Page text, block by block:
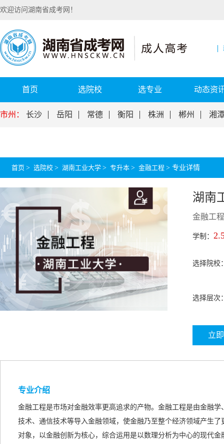
欢迎访问湖南省成考网！
首页 选院校 选专业 动态资
市州： 长沙 岳阳 常德 衡阳 株洲 郴州 湘
首页 > 选院校 > 湖南工业大学 > 专升本 > 金融工程 > 专业详情
湖南
金融工程
学制：
选择院校
选择层次
立
专业介绍
金融工程是市场对金融效率更高追求的产物。金融工程是由金融
技术、通信技术等导入金融领域，使金融乃至整个经济领域产生
对象，以金融创新为核心，综合运用是以数理分析为中心的现代